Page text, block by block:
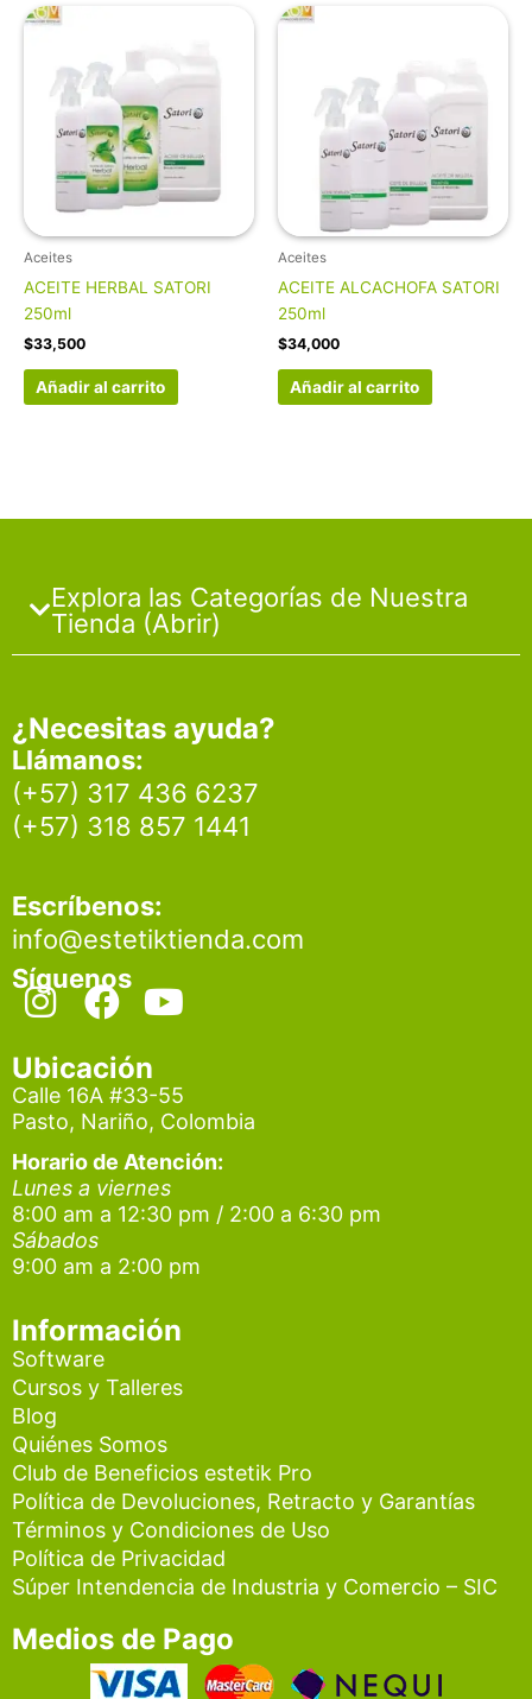
Aceites
ACEITE HERBAL SATORI
250ml
$33,500
Añadir al carrito
Aceites
ACEITE ALCACHOFA SATORI
250ml
$34,000
Añadir al carrito
Explora las Categorías de Nuestra
Tienda (Abrir)
¿Necesitas ayuda?
Llámanos:
(+57) 317 436 6237
(+57) 318 857 1441
Escríbenos:
info@estetiktienda.com
Síguenos
I
n
s
t
a
g
r
a
m
F
a
c
e
b
o
o
Y
o
t
u
b
e
Ubicación
Calle 16A #33-55
Pasto, Nariño, Colombia
Horario de Atención:
Lunes a viernes
8:00 am a 12:30 pm / 2:00 a 6:30 pm
Sábados
9:00 am a 2:00 pm
Información
Software
Cursos y Talleres
Blog
Quiénes Somos
Club de Beneficios estetik Pro
Política de Devoluciones, Retracto y Garantías
Términos y Condiciones de Uso
Política de Privacidad
Súper Intendencia de Industria y Comercio – SIC
Medios de Pago